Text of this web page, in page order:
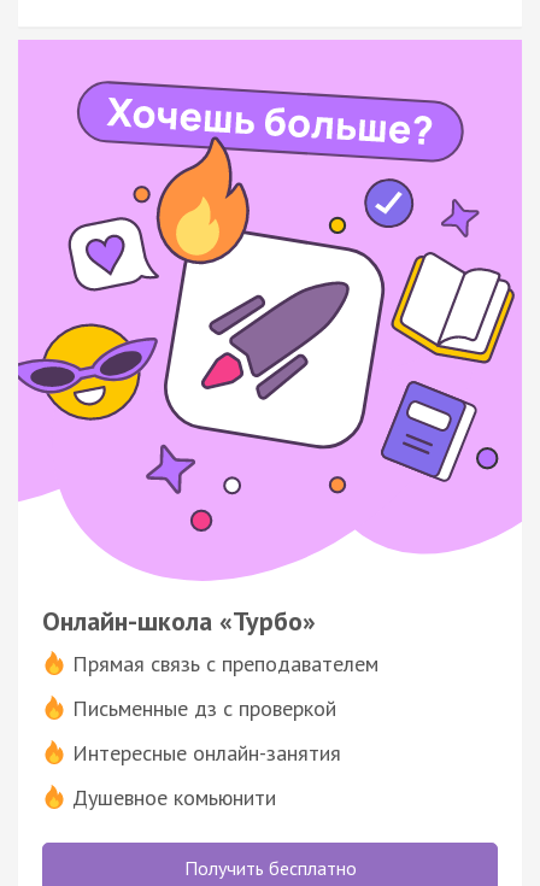
Онлайн-школа «Турбо»
Прямая связь с преподавателем
Письменные дз с проверкой
Интересные онлайн-занятия
Душевное комьюнити
Получить бесплатно